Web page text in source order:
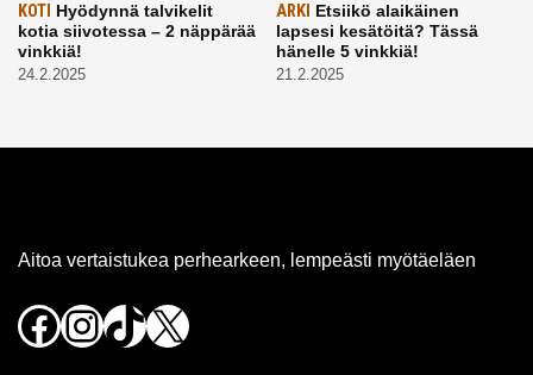
KOTI Hyödynnä talvikelit
kotia siivotessa – 2 näppärää
vinkkiä!
24.2.2025
ARKI Etsiikö alaikäinen
lapsesi kesätöitä? Tässä
hänelle 5 vinkkiä!
21.2.2025
Aitoa vertaistukea perhearkeen, lempeästi myötäeläen
Facebook
Instagram
TikTok
X